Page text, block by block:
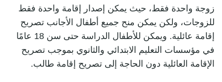
زوجة واحدة فقط، حيث يمكن إصدار إقامة واحدة فقط
للزوجات، ولكن يمكن منح جميع أطفال الأجانب تصريح
إقامة عائلية. ويمكن للأطفال الدراسة حتى سن 18 عامًا
في مؤسسات التعليم الابتدائي والثانوي بموجب تصريح
الإقامة العائلية دون الحاجة إلى تصريح إقامة طالب.